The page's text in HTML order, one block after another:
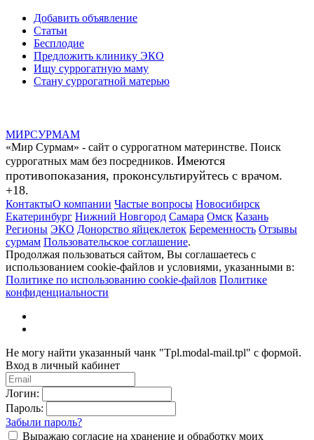
Добавить объявление
Статьи
Бесплодие
Предложить клинику ЭКО
Ищу суррогатную маму
Стану суррогатной матерью
МИРСУРМАМ
«Мир Сурмам» - сайт о суррогатном материнстве. Поиск
суррогатных мам без посредников. Имеются
противопоказания, проконсультируйтесь с врачом.
+18.
КонтактыО компании Частые вопросы Новосибирск
Екатеринбург Нижний Новгород Самара Омск Казань
Регионы ЭКО Донорство яйцеклеток Беременность Отзывы
сурмам Пользовательское соглашение.
Продолжая пользоваться сайтом, Вы соглашаетесь с
использованием cookie-файлов и условиями, указанными в:
Политике по использованию cookie-файлов Политике
конфиденциальности
Не могу найти указанный чанк "Tpl.modal-mail.tpl" с формой.
Вход в личный кабинет
Логин:
Пароль:
Забыли пароль?
Выражаю согласие на хранение и обработку моих